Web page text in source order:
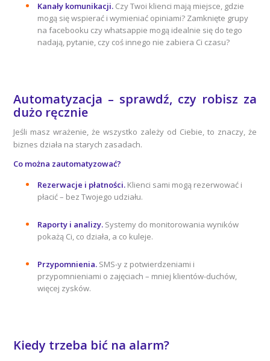
Kanały komunikacji. Czy Twoi klienci mają miejsce, gdzie
mogą się wspierać i wymieniać opiniami? Zamknięte grupy
na facebooku czy whatsappie mogą idealnie się do tego
nadają, pytanie, czy coś innego nie zabiera Ci czasu?
Automatyzacja – sprawdź, czy robisz za
dużo ręcznie
Jeśli masz wrażenie, że wszystko zależy od Ciebie, to znaczy, że
biznes działa na starych zasadach.
Co można zautomatyzować?
Rezerwacje i płatności. Klienci sami mogą rezerwować i
płacić – bez Twojego udziału.
Raporty i analizy. Systemy do monitorowania wyników
pokażą Ci, co działa, a co kuleje.
Przypomnienia. SMS-y z potwierdzeniami i
przypomnieniami o zajęciach – mniej klientów-duchów,
więcej zysków.
Kiedy trzeba bić na alarm?